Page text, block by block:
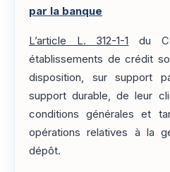
par la banque
L’article L. 312-1-1 du
établissements de crédit
disposition, sur support
support durable, de leur
conditions générales et
opérations relatives à la
dépôt.